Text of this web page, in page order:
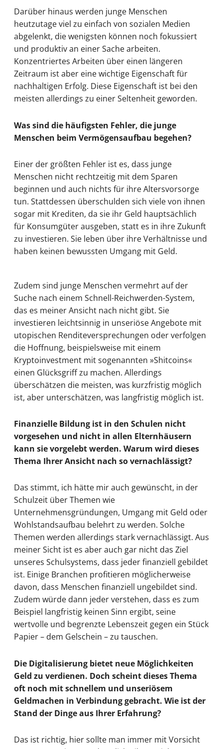
Darüber hinaus werden junge Menschen
heutzutage viel zu einfach von sozialen Medien
abgelenkt, die wenigsten können noch fokussiert
und produktiv an einer Sache arbeiten.
Konzentriertes Arbeiten über einen längeren
Zeitraum ist aber eine wichtige Eigenschaft für
nachhaltigen Erfolg. Diese Eigenschaft ist bei den
meisten allerdings zu einer Seltenheit geworden.
Was sind die häufigsten Fehler, die junge
Menschen beim Vermögensaufbau begehen?
Einer der größten Fehler ist es, dass junge
Menschen nicht rechtzeitig mit dem Sparen
beginnen und auch nichts für ihre Altersvorsorge
tun. Stattdessen überschulden sich viele von ihnen
sogar mit Krediten, da sie ihr Geld hauptsächlich
für Konsumgüter ausgeben, statt es in ihre Zukunft
zu investieren. Sie leben über ihre Verhältnisse und
haben keinen bewussten Umgang mit Geld.
Zudem sind junge Menschen vermehrt auf der
Suche nach einem Schnell-Reichwerden-System,
das es meiner Ansicht nach nicht gibt. Sie
investieren leichtsinnig in unseriöse Angebote mit
utopischen Renditeversprechungen oder verfolgen
die Hoffnung, beispielsweise mit einem
Kryptoinvestment mit sogenannten »Shitcoins«
einen Glücksgriff zu machen. Allerdings
überschätzen die meisten, was kurzfristig möglich
ist, aber unterschätzen, was langfristig möglich ist.
Finanzielle Bildung ist in den Schulen nicht
vorgesehen und nicht in allen Elternhäusern
kann sie vorgelebt werden. Warum wird dieses
Thema Ihrer Ansicht nach so vernachlässigt?
Das stimmt, ich hätte mir auch gewünscht, in der
Schulzeit über Themen wie
Unternehmensgründungen, Umgang mit Geld oder
Wohlstandsaufbau belehrt zu werden. Solche
Themen werden allerdings stark vernachlässigt. Aus
meiner Sicht ist es aber auch gar nicht das Ziel
unseres Schulsystems, dass jeder finanziell gebildet
ist. Einige Branchen profitieren möglicherweise
davon, dass Menschen finanziell ungebildet sind.
Zudem würde dann jeder verstehen, dass es zum
Beispiel langfristig keinen Sinn ergibt, seine
wertvolle und begrenzte Lebenszeit gegen ein Stück
Papier – dem Gelschein – zu tauschen.
Die Digitalisierung bietet neue Möglichkeiten
Geld zu verdienen. Doch scheint dieses Thema
oft noch mit schnellem und unseriösem
Geldmachen in Verbindung gebracht. Wie ist der
Stand der Dinge aus Ihrer Erfahrung?
Das ist richtig, hier sollte man immer mit Vorsicht